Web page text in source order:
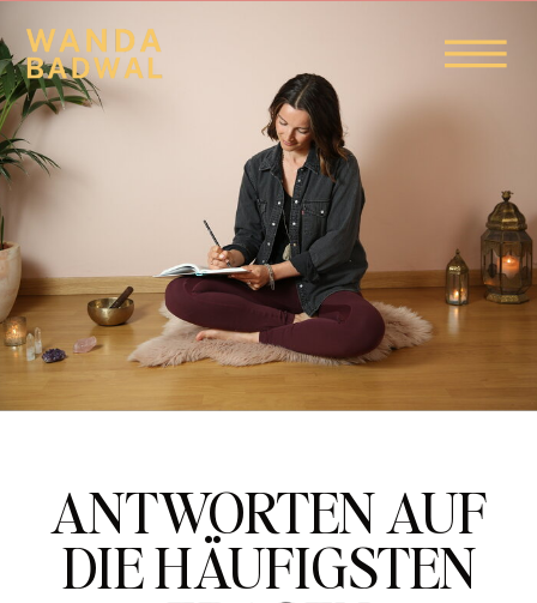
ANTWORTEN AUF
DIE HÄUFIGSTEN